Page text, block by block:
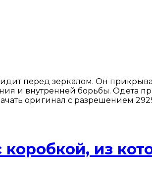
перед зеркалом. Он
и внутренней борьбы. Одета
оригинал с разрешением
из